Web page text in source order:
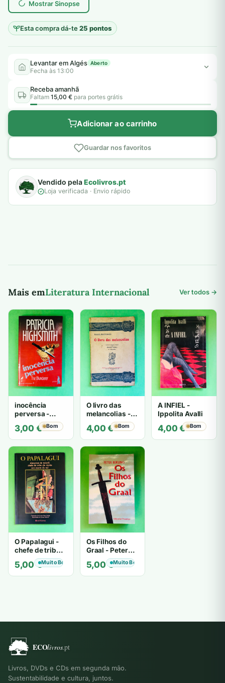
Mostrar Sinopse
Esta compra dá-te25 pontos
Levantar em Algés Aberto
Fecha às 13:00
Receba amanhã
Faltam 15,00 € para portes grátis
Adicionar ao carrinho
Guardar nos favoritos
Vendido pelaEcolivros.pt
Loja verificada · Envio rápido
Mais emLiteratura Internacional Ver todos →
inocência
perversa -
PATRICIA
HIGHSMITH
3,00 € Bom
O livro das
melancolias -
Mantegazza
4,00€ Bom
A INFIEL -
Ippolita Avalli
4,00€ Bom
O Papalagui -
chefe de tribo
de tiavéa
5,00€Muito Bom
Os Filhos do
Graal - Peter
Berling
5,00€Muito Bom
Livros, DVDs e CDs em segunda mão.
Sustentabilidade e cultura, juntos.